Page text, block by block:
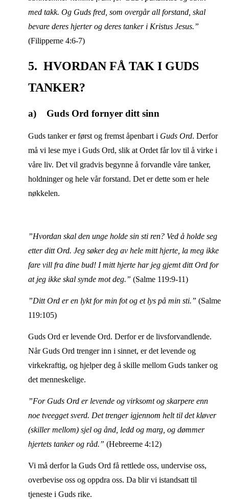
med takk. Og Guds fred, som overgår all forstand, skal
bevare deres hjerter og deres tanker i Kristus Jesus.”
(Filipperne 4:6-7)
5. HVORDAN FÅ TAK I GUDS
TANKER?
a) Guds Ord fornyer ditt sinn
Guds tanker er først og fremst åpenbart i Guds Ord. Derfor
må vi lese mye i Guds Ord, slik at Ordet får lov til å virke i
våre liv. Det vil gradvis begynne å forvandle våre tanker,
holdninger og hele vår forstand. Det er dette som er hele
nøkkelen.
”Hvordan skal den unge holde sin sti ren? Ved å holde seg
etter ditt Ord. Jeg søker deg av hele mitt hjerte, la meg ikke
fare vill fra dine bud! I mitt hjerte har jeg gjemt ditt Ord for
at jeg ikke skal synde mot deg.” (Salme 119:9-11)
”Ditt Ord er en lykt for min fot og et lys på min sti.” (Salme
119:105)
Guds Ord er levende Ord. Derfor er de livsforvandlende.
Når Guds Ord trenger inn i sinnet, er det levende og
virkekraftig, og hjelper deg å skille mellom Guds tanker og
det menneskelige.
”For Guds Ord er levende og virksomt og skarpere enn
noe tveegget sverd. Det trenger igjennom helt til det kløver
(skiller mellom) sjel og ånd, ledd og marg, og dømmer
hjertets tanker og råd.” (Hebreerne 4:12)
Vi må derfor la Guds Ord få rettlede oss, undervise oss,
overbevise oss og oppdra oss. Da blir vi istandsatt til
tjeneste i Guds rike.